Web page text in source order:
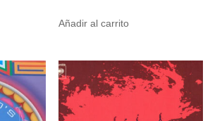
Añadir al carrito